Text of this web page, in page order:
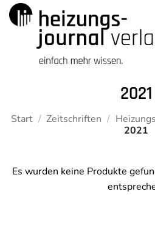
Zum
Inhalt
2021
Start / Zeitschriften /
2021
Es wurden keine Produkte